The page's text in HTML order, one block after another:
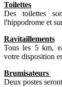
Toilettes
Des toilettes
l'hippodrome et
Ravitaillements
Tous les 5 km,
votre disposition
Brumisateurs
Deux postes